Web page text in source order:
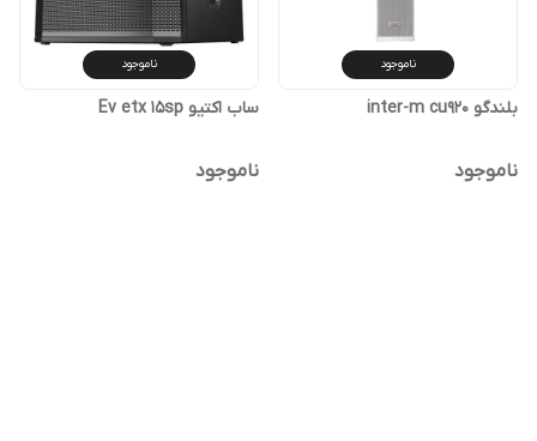
ناموجود
بلندگو inter-m cu920
ناموجود
ناموجود
ساب اکتیو Ev etx 15sp
ناموجود